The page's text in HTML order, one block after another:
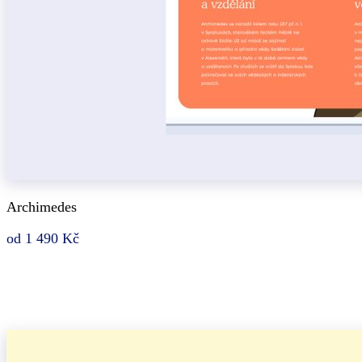
Archimedes
od 1 490 Kč